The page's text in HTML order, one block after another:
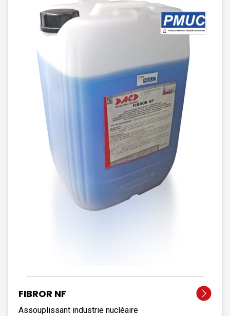
FIBROR NF
Assouplissant industrie nucléaire